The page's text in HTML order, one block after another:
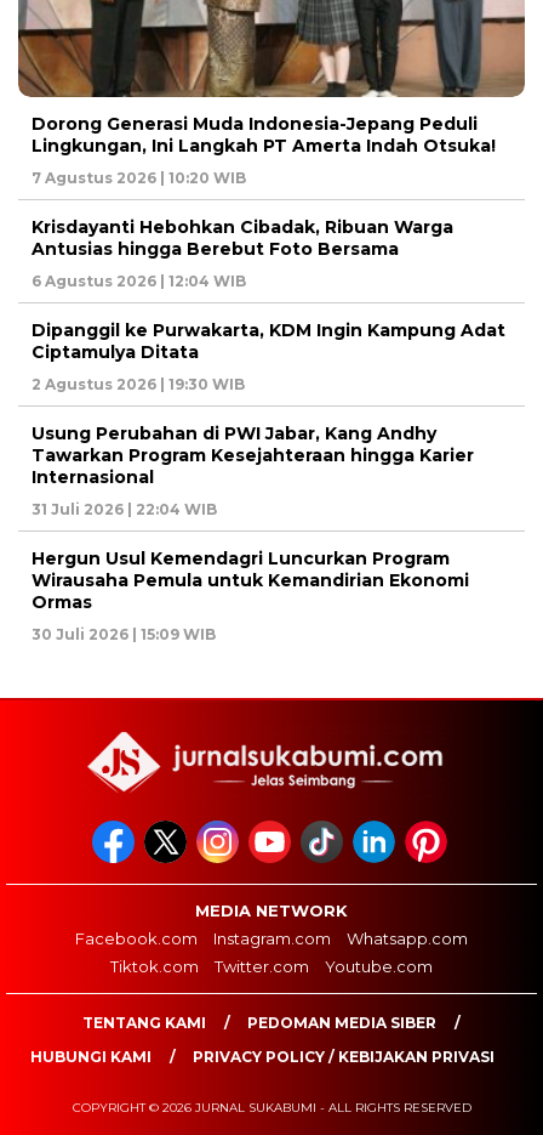
Dorong Generasi Muda Indonesia-Jepang Peduli
Lingkungan, Ini Langkah PT Amerta Indah Otsuka!
7 Agustus 2026 | 10:20 WIB
Krisdayanti Hebohkan Cibadak, Ribuan Warga
Antusias hingga Berebut Foto Bersama
6 Agustus 2026 | 12:04 WIB
Dipanggil ke Purwakarta, KDM Ingin Kampung Adat
Ciptamulya Ditata
2 Agustus 2026 | 19:30 WIB
Usung Perubahan di PWI Jabar, Kang Andhy
Tawarkan Program Kesejahteraan hingga Karier
Internasional
31 Juli 2026 | 22:04 WIB
Hergun Usul Kemendagri Luncurkan Program
Wirausaha Pemula untuk Kemandirian Ekonomi
Ormas
30 Juli 2026 | 15:09 WIB
MEDIA NETWORK
Facebook.com
Instagram.com
Whatsapp.com
Tiktok.com
Twitter.com Youtube.com
TENTANG KAMI
PEDOMAN MEDIA SIBER
HUBUNGI KAMI
PRIVACY POLICY / KEBIJAKAN PRIVASI
COPYRIGHT © 2026 JURNAL SUKABUMI - ALL RIGHTS RESERVED